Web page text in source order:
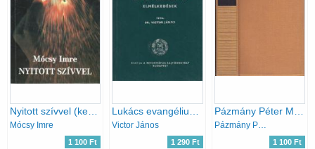
Nyitott szívvel (keresztény világnézet - keresztény lelki élet)
Mócsy Imre
1 100 Ft
Lukács evangéliuma (Csendes percek)
Victor János
1 290 Ft
Pázmány Péter Művei (magyar remekírók)
Pázmány Péter
1 100 Ft